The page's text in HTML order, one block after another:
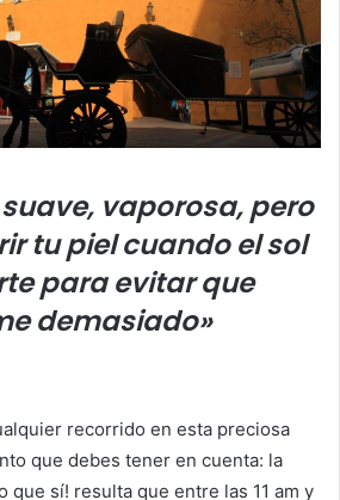
vaporosa, pero
tu piel cuando el sol
para evitar que
demasiado»
recorrido en esta preciosa
que debes tener en cuenta: la
que sí! resulta que entre las 11 am y